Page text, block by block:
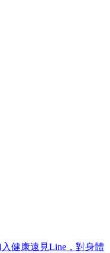
入健康遠見Line，對身體